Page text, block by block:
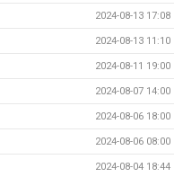
2024-08-13 17:08
2024-08-13 11:10
2024-08-11 19:00
2024-08-07 14:00
2024-08-06 18:00
2024-08-06 08:00
2024-08-04 18:44